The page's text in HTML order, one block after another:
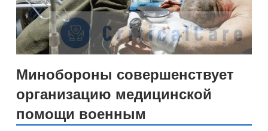
Минобороны совершенствует
организацию медицинской
помощи военным